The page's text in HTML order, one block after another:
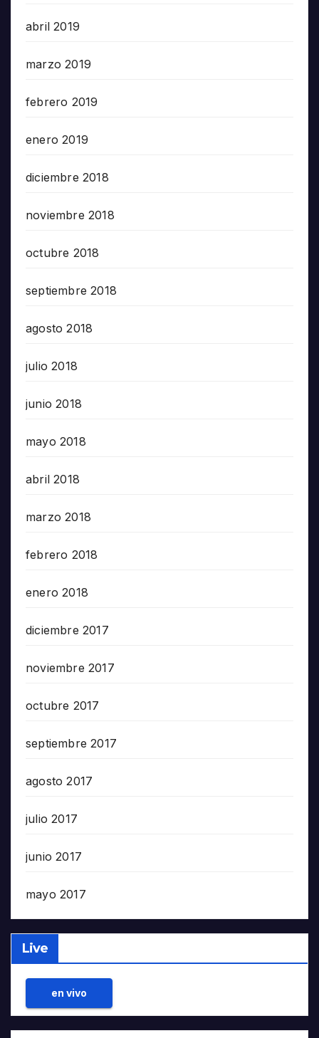
abril 2019
marzo 2019
febrero 2019
enero 2019
diciembre 2018
noviembre 2018
octubre 2018
septiembre 2018
agosto 2018
julio 2018
junio 2018
mayo 2018
abril 2018
marzo 2018
febrero 2018
enero 2018
diciembre 2017
noviembre 2017
octubre 2017
septiembre 2017
agosto 2017
julio 2017
junio 2017
mayo 2017
Live
en vivo